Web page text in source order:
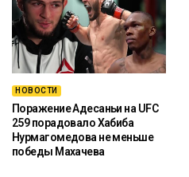
НОВОСТИ
Поражение Адесаньи на UFC
259 порадовало Хабиба
Нурмагомедова не меньше
победы Махачева